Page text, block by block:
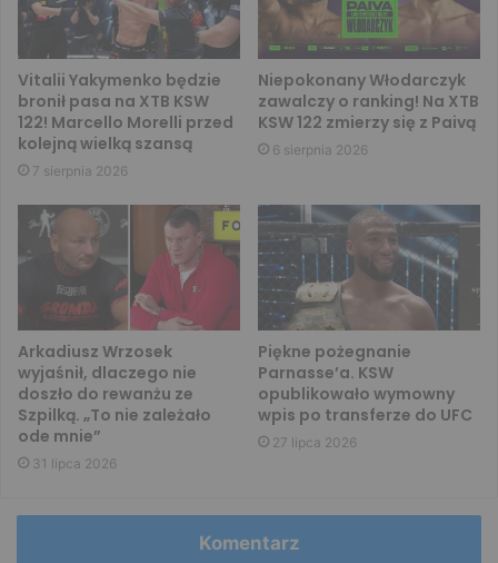
Vitalii Yakymenko będzie
bronił pasa na XTB KSW
122! Marcello Morelli przed
kolejną wielką szansą
7 sierpnia 2026
Niepokonany Włodarczyk
zawalczy o ranking! Na XTB
KSW 122 zmierzy się z Paivą
6 sierpnia 2026
Arkadiusz Wrzosek
wyjaśnił, dlaczego nie
doszło do rewanżu ze
Szpilką. „To nie zależało
ode mnie”
31 lipca 2026
Piękne pożegnanie
Parnasse’a. KSW
opublikowało wymowny
wpis po transferze do UFC
27 lipca 2026
Komentarz